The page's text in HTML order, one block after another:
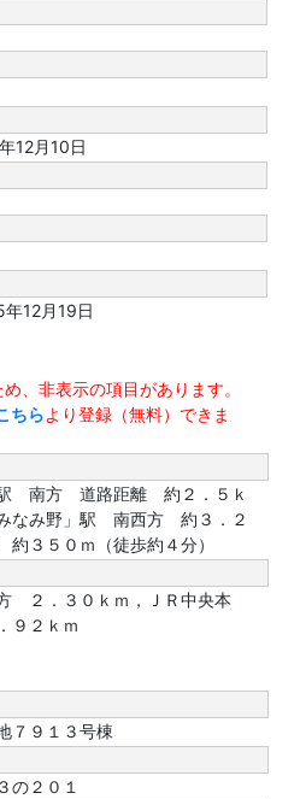
12月10日
12月19日
、非表示の項目があります。
ちらより登録（無料）できま
駅 南方 道路距離 約２．５ｋ
なみ野」駅 南西方 約３．２
３５０ｍ（徒歩約４分）
２．３０ｋｍ，ＪＲ中央本
２ｋｍ
７９１３号棟
の２０１